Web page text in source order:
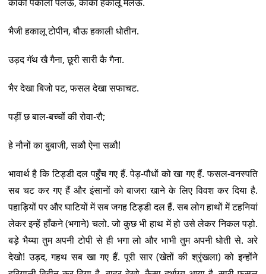
भैजी हकालू टोपीन, बौऊ हकाली धोतीन.
उड़द गॅथ खै गैना, छूरी सारी कै गैना.
भैर देखा बिजो पट, फसल देखा सफाचट.
पड़ीं छ बाल-बच्चों की रोवा-रौ;
हे नौनों का बुबाजी, सळौ ऐना सळौ!
भावार्थ है कि टिड्डी दल पहुँच गए हैं. पेड़-पौधों को खा गए हैं. फसल-वनस्पति
सब चट कर गए हैं और इंसानों को बाजरा खाने के लिए विवश कर दिया है.
पहाड़ियों पर और घाटियों में सब जगह टिड्डी दल हैं. सब लोग हाथों में टहनियां
लेकर इन्हें हाँकने (भगाने) चलो. जो कुछ भी हाथ में हो उसे लेकर निकल पड़ो.
बड़े भैय्या तुम अपनी टोपी से ही भगा लो और भाभी तुम अपनी धोती से. अरे
देखो! उड़द, गहथ सब खा गए हैं. पूरी सार (खेतों की श्रृंखला) को इन्होंने